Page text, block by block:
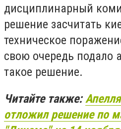
дисциплинарный
решение засчитать
техническое
свою очередь подало
такое решение.
Читайте также:
отложил решение по